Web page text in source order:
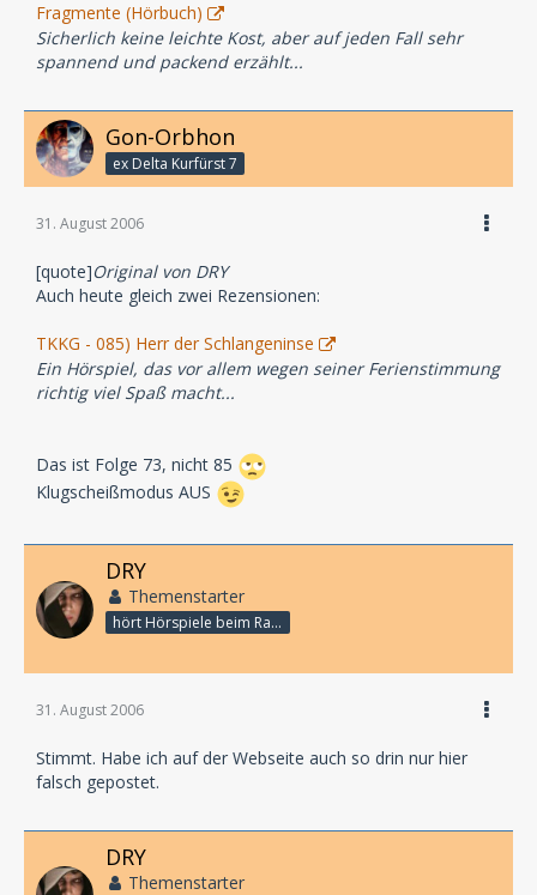
Fragmente (Hörbuch)
Sicherlich keine leichte Kost, aber auf jeden Fall sehr
spannend und packend erzählt...
Gon-Orbhon
ex Delta Kurfürst 7
31. August 2006
[quote]Original von DRY
Auch heute gleich zwei Rezensionen:
TKKG - 085) Herr der Schlangeninse
Ein Hörspiel, das vor allem wegen seiner Ferienstimmung
richtig viel Spaß macht...
Das ist Folge 73, nicht 85
Klugscheißmodus AUS
DRY
Themenstarter
hört Hörspiele beim Rasenmähen
31. August 2006
Stimmt. Habe ich auf der Webseite auch so drin nur hier
falsch gepostet.
DRY
Themenstarter